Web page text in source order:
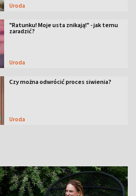
Uroda
"Ratunku! Moje usta znikają!" - jak temu
zaradzić?
Uroda
Czy można odwrócić proces siwienia?
Uroda